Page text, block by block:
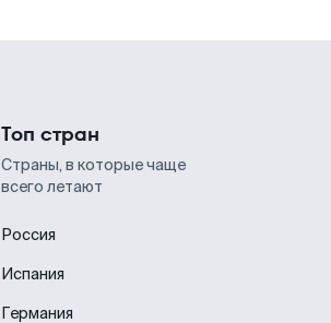
Топ стран
Страны, в которые чаще
всего летают
Россия
Испания
Германия